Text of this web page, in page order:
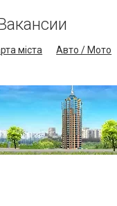
міста Авто / Мото